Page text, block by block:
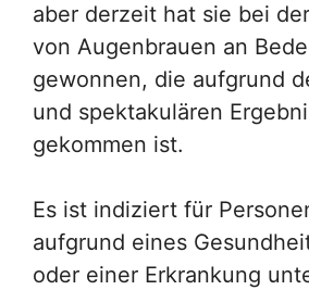
aber derzeit hat sie bei
von Augenbrauen an
gewonnen, die aufgrund
und spektakulären
gekommen ist.
Es ist indiziert für
aufgrund eines
oder einer Erkrankung